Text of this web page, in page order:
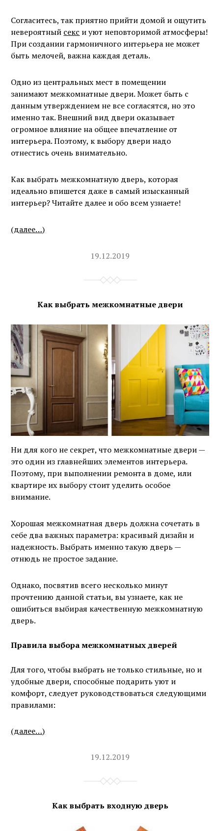
Согласитесь, так приятно прийти домой и ощутить
невероятный секс и уют неповторимой атмосферы!
При создании гармоничного интерьера не может
быть мелочей, важна каждая деталь.
Одно из центральных мест в помещении
занимают межкомнатные двери. Может быть с
данным утверждением не все согласятся, но это
именно так. Внешний вид двери оказывает
огромное влияние на общее впечатление от
интерьера. Поэтому, к выбору двери надо
отнестись очень внимательно.
Как выбрать межкомнатную дверь, которая
идеально впишется даже в самый изысканный
интерьер? Читайте далее и обо всем узнаете!
(далее…)
19.12.2019
Как выбрать межкомнатные двери
Ни для кого не секрет, что межкомнатные двери —
это один из главнейших элементов интерьера.
Поэтому, при выполнении ремонта в доме, или
квартире их выбору стоит уделить особое
внимание.
Хорошая межкомнатная дверь должна сочетать в
себе два важных параметра: красивый дизайн и
надежность. Выбрать именно такую дверь —
отнюдь не простое задание.
Однако, посвятив всего несколько минут
прочтению данной статьи, вы узнаете, как не
ошибиться выбирая качественную межкомнатную
дверь.
Правила выбора межкомнатных дверей
Для того, чтобы выбрать не только стильные, но и
удобные двери, способные подарить уют и
комфорт, следует руководствоваться следующими
правилами:
(далее…)
19.12.2019
Как выбрать входную дверь